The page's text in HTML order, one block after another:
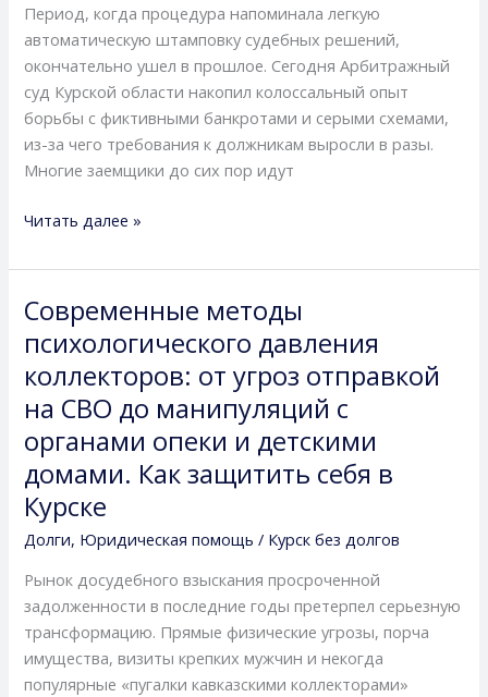
Период, когда процедура напоминала легкую
автоматическую штамповку судебных решений,
окончательно ушел в прошлое. Сегодня Арбитражный
суд Курской области накопил колоссальный опыт
борьбы с фиктивными банкротами и серыми схемами,
из-за чего требования к должникам выросли в разы.
Многие заемщики до сих пор идут
долги
списывают
далеко
не
в
100%
объеме
Читать далее »
Современные методы
психологического давления
коллекторов: от угроз отправкой
на СВО до манипуляций с
органами опеки и детскими
домами. Как защитить себя в
Курске
Долги, Юридическая помощь / Курск без долгов
Рынок досудебного взыскания просроченной
задолженности в последние годы претерпел серьезную
трансформацию. Прямые физические угрозы, порча
имущества, визиты крепких мужчин и некогда
популярные «пугалки кавказскими коллекторами»
Современные
методы
психологического
давления
коллекторов:
от
угроз
отправкой
на
СВО
манипуляций
органами
опеки